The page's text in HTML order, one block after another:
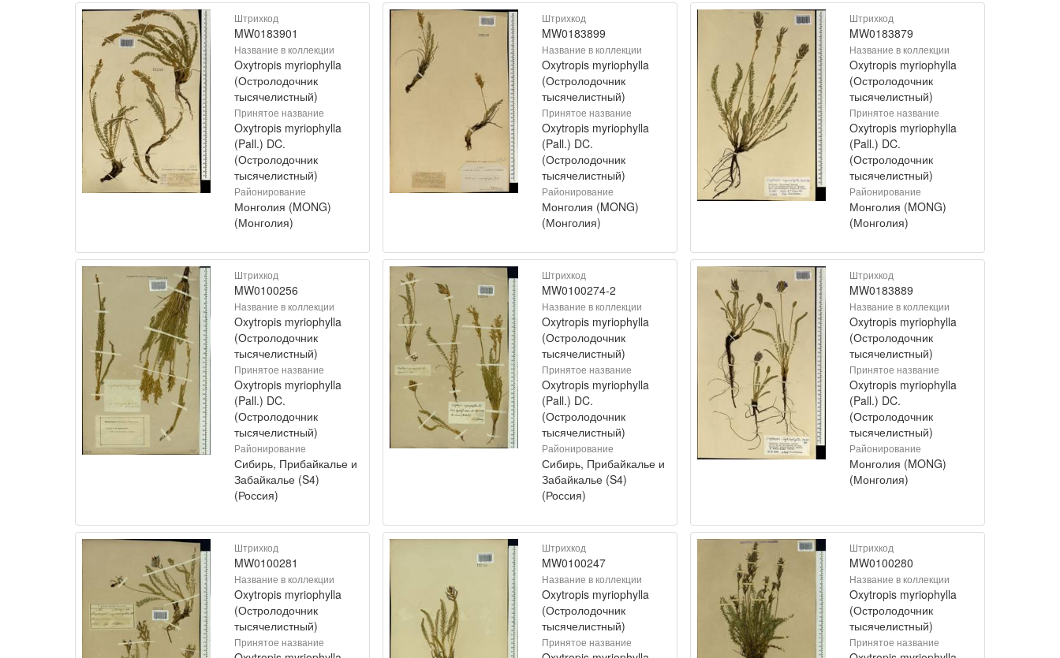
Штрихкод
MW0183901
Название в коллекции
Oxytropis myriophylla
(Остролодочник
тысячелистный)
Принятое название
Oxytropis myriophylla
(Pall.) DC.
(Остролодочник
тысячелистный)
Районирование
Монголия (MONG)
(Монголия)
Штрихкод
MW0183899
Название в коллекции
Oxytropis myriophylla
(Остролодочник
тысячелистный)
Принятое название
Oxytropis myriophylla
(Pall.) DC.
(Остролодочник
тысячелистный)
Районирование
Монголия (MONG)
(Монголия)
Штрихкод
MW0183879
Название в коллекции
Oxytropis myriophylla
(Остролодочник
тысячелистный)
Принятое название
Oxytropis myriophylla
(Pall.) DC.
(Остролодочник
тысячелистный)
Районирование
Монголия (MONG)
(Монголия)
Штрихкод
MW0100256
Название в коллекции
Oxytropis myriophylla
(Остролодочник
тысячелистный)
Принятое название
Oxytropis myriophylla
(Pall.) DC.
(Остролодочник
тысячелистный)
Районирование
Сибирь, Прибайкалье и
Забайкалье (S4)
(Россия)
Штрихкод
MW0100274-2
Название в коллекции
Oxytropis myriophylla
(Остролодочник
тысячелистный)
Принятое название
Oxytropis myriophylla
(Pall.) DC.
(Остролодочник
тысячелистный)
Районирование
Сибирь, Прибайкалье и
Забайкалье (S4)
(Россия)
Штрихкод
MW0183889
Название в коллекции
Oxytropis myriophylla
(Остролодочник
тысячелистный)
Принятое название
Oxytropis myriophylla
(Pall.) DC.
(Остролодочник
тысячелистный)
Районирование
Монголия (MONG)
(Монголия)
Штрихкод
MW0100281
Название в коллекции
Oxytropis myriophylla
(Остролодочник
тысячелистный)
Принятое название
Штрихкод
MW0100247
Название в коллекции
Oxytropis myriophylla
(Остролодочник
тысячелистный)
Принятое название
Штрихкод
MW0100280
Название в коллекции
Oxytropis myriophylla
(Остролодочник
тысячелистный)
Принятое название